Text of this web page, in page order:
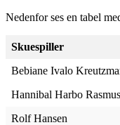
Nedenfor ses en tabel
Skuespiller
Bebiane Ivalo
Hannibal Harbo
Rolf Hansen